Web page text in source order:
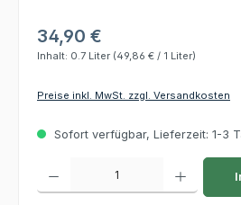
34,90 €
Inhalt: 0.7 Liter (49,86 € / 1 Liter)
Preise inkl. MwSt. zzgl. Versandkosten
Sofort verfügbar, Lieferzeit: 1-3
Produkt Anzahl: Gib den gewünschten Wert